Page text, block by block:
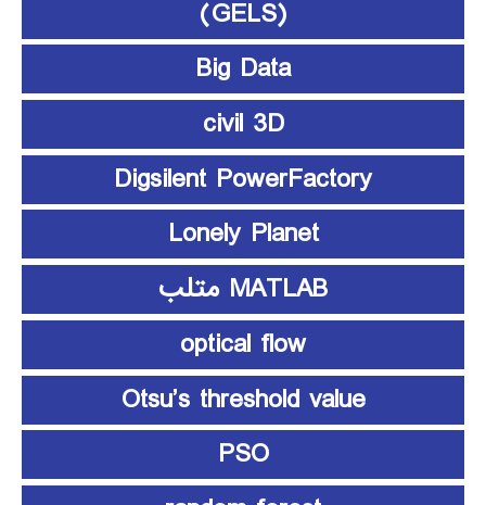
(GELS)
Big Data
civil 3D
Digsilent PowerFactory
Lonely Planet
MATLAB متلب
optical flow
Otsu’s threshold value
PSO